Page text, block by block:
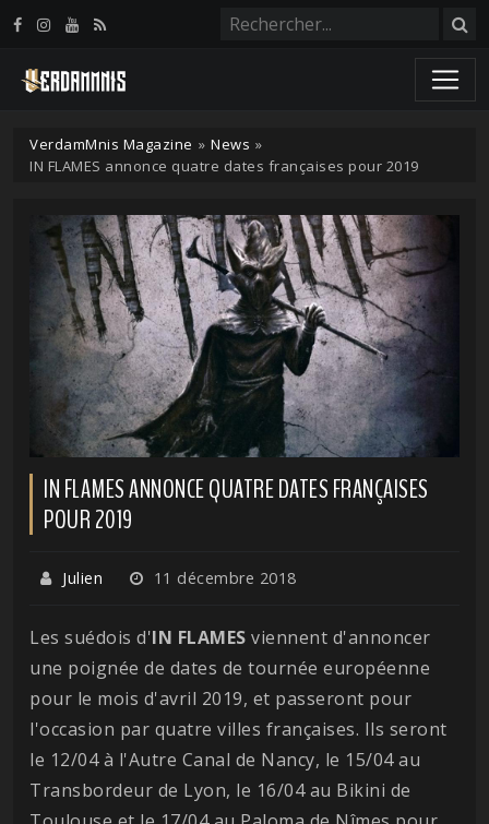
VerdamMnis Magazine » News »
IN FLAMES annonce quatre dates françaises pour 2019
IN FLAMES ANNONCE QUATRE DATES FRANÇAISES
POUR 2019
Julien 11 décembre 2018
Les suédois d'IN FLAMES viennent d'annoncer
une poignée de dates de tournée européenne
pour le mois d'avril 2019, et passeront pour
l'occasion par quatre villes françaises. Ils seront
le 12/04 à l'Autre Canal de Nancy, le 15/04 au
Transbordeur de Lyon, le 16/04 au Bikini de
Panneau de gestion des cookies